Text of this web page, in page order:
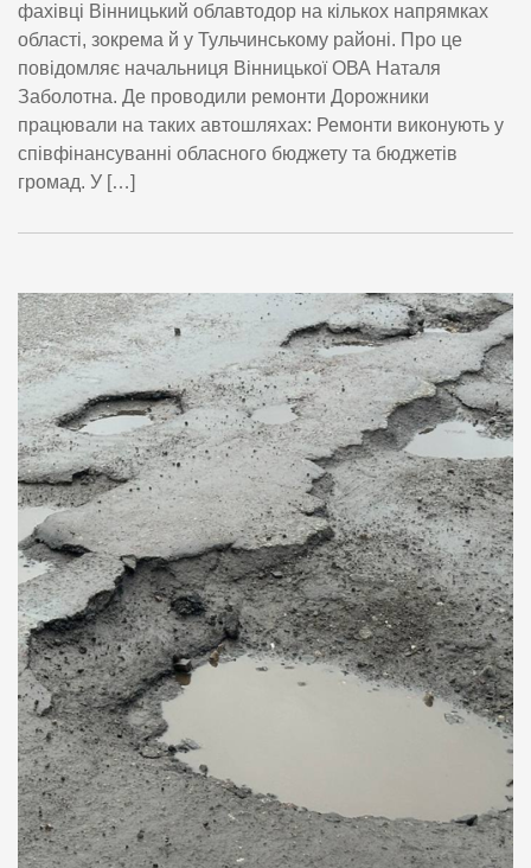
фахівці Вінницький облавтодор на кількох напрямках
області, зокрема й у Тульчинському районі. Про це
повідомляє начальниця Вінницької ОВА Наталя
Заболотна. Де проводили ремонти Дорожники
працювали на таких автошляхах: Ремонти виконують у
співфінансуванні обласного бюджету та бюджетів
громад. У […]